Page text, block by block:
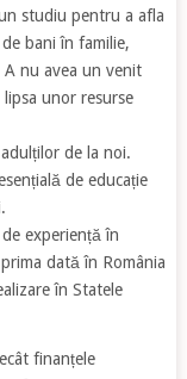
studiu pentru a afla
bani în familie,
nu avea un venit
unor resurse
de la noi.
de educație
experiență în
dată în România
în Statele
finanțele